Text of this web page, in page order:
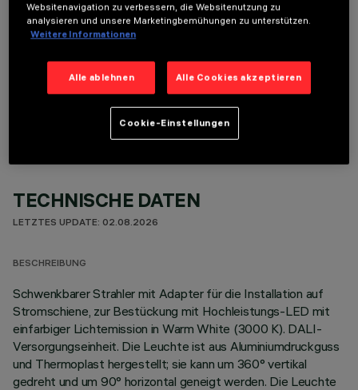
OPTIONALE KOMPONENTEN
TECHNISCHE DATEN
LETZTES UPDATE: 02.08.2026
BESCHREIBUNG
Schwenkbarer Strahler mit Adapter für die Installation auf
Stromschiene, zur Bestückung mit Hochleistungs-LED mit
einfarbiger Lichtemission in Warm White (3000 K). DALI-
Versorgungseinheit. Die Leuchte ist aus Aluminiumdruckguss
und Thermoplast hergestellt; sie kann um 360° vertikal
gedreht und um 90° horizontal geneigt werden. Die Leuchte
Websitenavigation zu verbessern, die Websitenutzung zu
analysieren und unsere Marketingbemühungen zu unterstützen.
Weitere Informationen
Alle ablehnen Alle Cookies akzeptieren
Cookie-Einstellungen